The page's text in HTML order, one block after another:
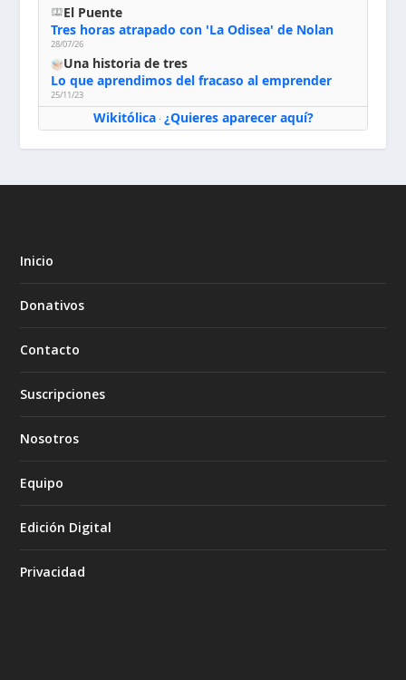
El Puente
Tres horas atrapado con 'La Odisea' de Nolan
28/07/26
Una historia de tres
Lo que aprendimos del fracaso al emprender
25/11/23
Wikitólica· ¿Quieres aparecer aquí?
Inicio
Donativos
Contacto
Suscripciones
Nosotros
Equipo
Edición Digital
Privacidad